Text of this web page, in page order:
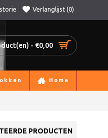
Verlanglijst (0)
- €0,00
Home
PRODUCTEN